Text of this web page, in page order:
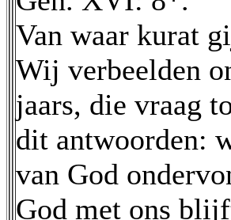
Van waar kurat
Wij verbeelden
jaars, die vraag
dit antwoorden:
van God
God met ons